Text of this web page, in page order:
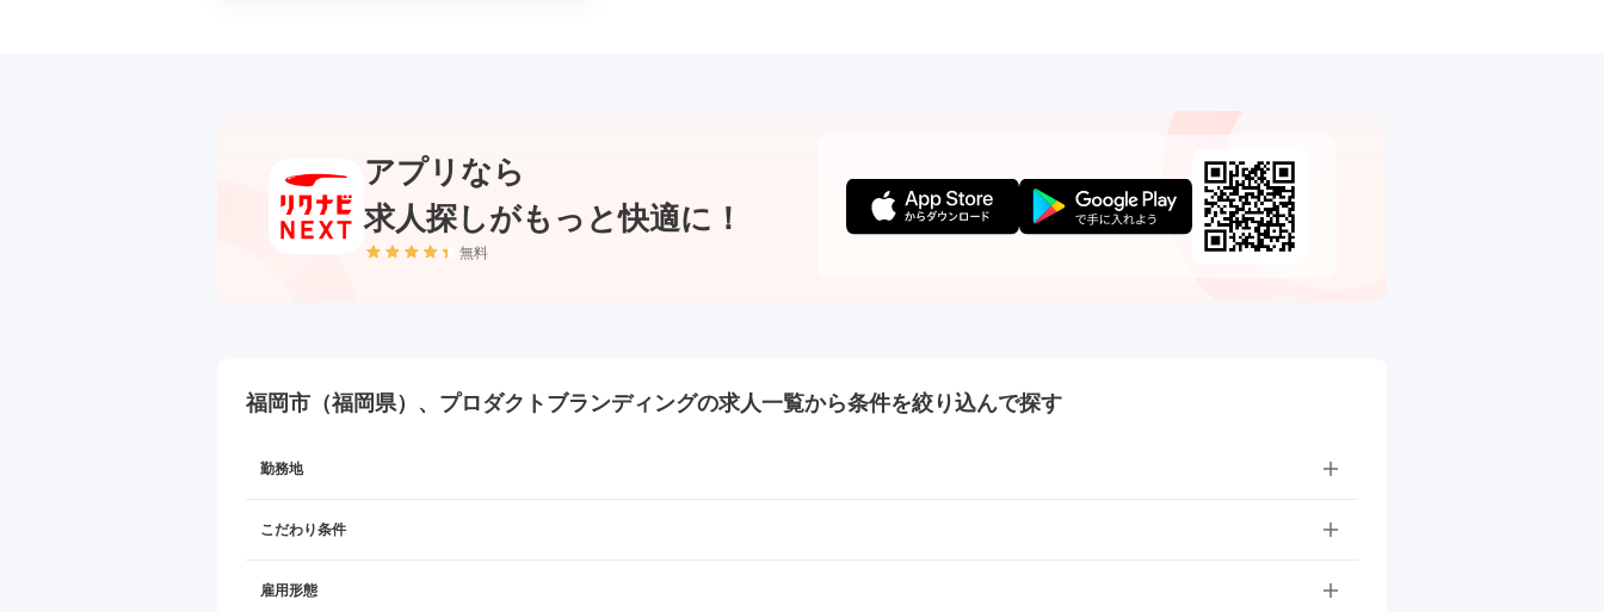
アプリなら
求人探しがもっと快適に！
無料
福岡市（福岡県）、プロダクトブランディングの求人一覧から条件を絞り込んで探す
勤務地
こだわり条件
雇用形態